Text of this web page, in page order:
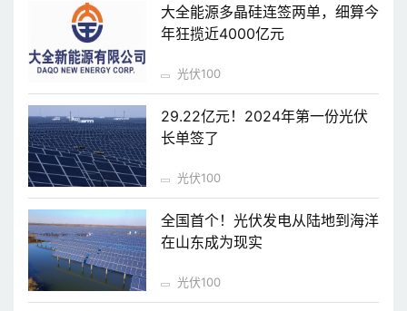
大全能源多晶硅连签两单，细算今
年狂揽近4000亿元
光伏100
29.22亿元！2024年第一份光伏
长单签了
光伏100
全国首个！光伏发电从陆地到海洋
在山东成为现实
光伏100